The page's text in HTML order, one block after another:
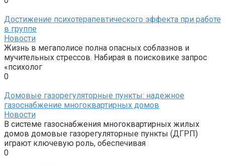
Достижение психотерапевтического эффекта при работе
в группе
Новости
Жизнь в мегаполисе полна опасных соблазнов и
мучительных стрессов. Набирая в поисковике запрос
«психолог
0
Домовые газорегуляторные пункты: надежное
газоснабжение многоквартирных домов
Новости
В системе газоснабжения многоквартирных жилых
домов домовые газорегуляторные пункты (ДГРП)
играют ключевую роль, обеспечивая
0